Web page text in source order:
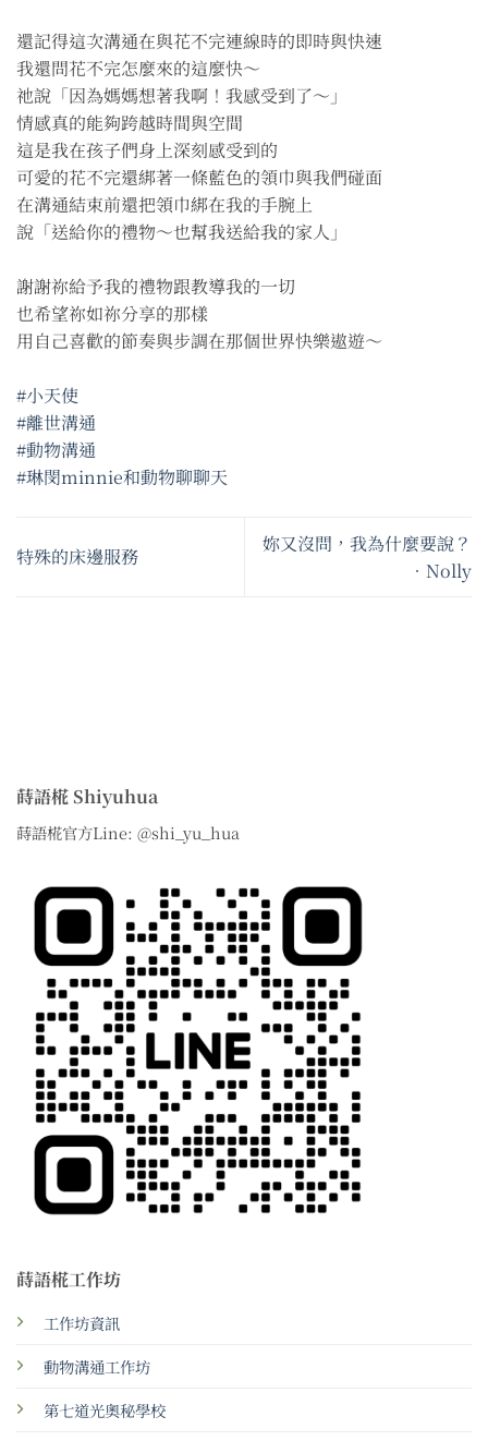
還記得這次溝通在與花不完連線時的即時與快速
我還問花不完怎麼來的這麼快～
祂說「因為媽媽想著我啊！我感受到了～」
情感真的能夠跨越時間與空間
這是我在孩子們身上深刻感受到的
可愛的花不完還綁著一條藍色的領巾與我們碰面
在溝通結束前還把領巾綁在我的手腕上
說「送給你的禮物～也幫我送給我的家人」
謝謝祢給予我的禮物跟教導我的一切
也希望祢如祢分享的那樣
用自己喜歡的節奏與步調在那個世界快樂遨遊～
#小天使
#離世溝通
#動物溝通
#琳閔minnie和動物聊聊天
特殊的床邊服務
妳又沒問，我為什麼要說？
•Nolly
蒔語椛 Shiyuhua
蒔語椛官方Line: @shi_yu_hua
蒔語椛工作坊
工作坊資訊
動物溝通工作坊
第七道光奧秘學校